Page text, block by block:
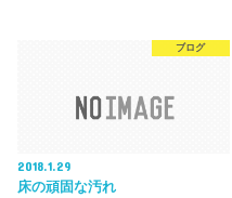
ブログ
2018.1.29
床の頑固な汚れ